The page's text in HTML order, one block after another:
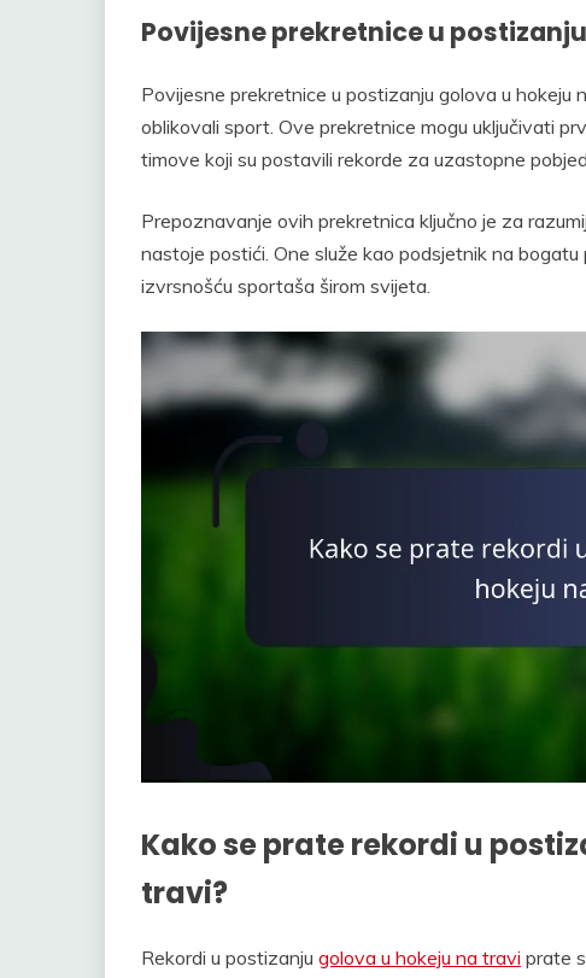
Povijesne prekretnice u
Povijesne prekretnice u postizanju golova u
oblikovali sport. Ove prekretnice mogu uključivati
timove koji su postavili rekorde za uzastopne
Prepoznavanje ovih prekretnica ključno je za
nastoje postići. One služe kao podsjetnik na
izvrsnošću sportaša širom svijeta.
Kako se prate rekordi u
travi?
Rekordi u postizanju golova u hokeju na travi prate